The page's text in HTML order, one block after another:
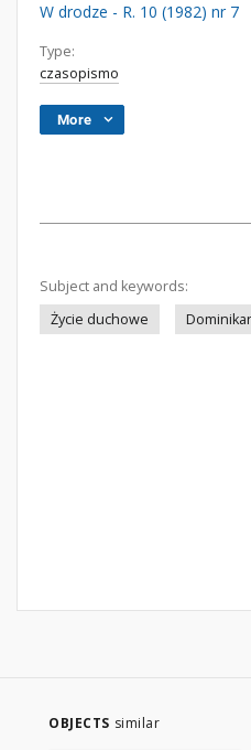
W drodze - R. 10 (1982) nr 7
Type:
czasopismo
More
Subject and keywords:
Życie duchowe
OBJECTS similar